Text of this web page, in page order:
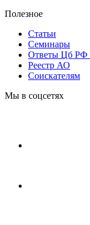
Полезное
Статьи
Cеминары
Ответы Цб
Реестр АО
Соискателям
Мы в соцсетях